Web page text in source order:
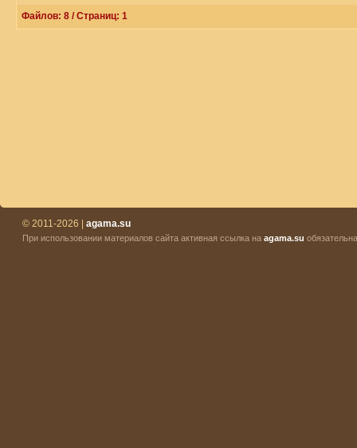
Файлов: 8 / Страниц: 1
© 2011-2026 | agama.su
При использовании материалов сайта активная ссылка на agama.su